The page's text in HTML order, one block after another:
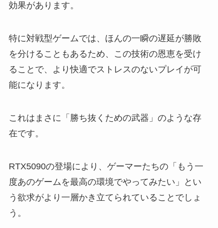
効果があります。
特に対戦型ゲームでは、ほんの一瞬の遅延が勝敗
を分けることもあるため、この技術の恩恵を受け
ることで、より快適でストレスのないプレイが可
能になります。
これはまさに「勝ち抜くための武器」のような存
在です。
RTX5090の登場により、ゲーマーたちの「もう一
度あのゲームを最高の環境でやってみたい」とい
う欲求がより一層かき立てられていることでしょ
う。